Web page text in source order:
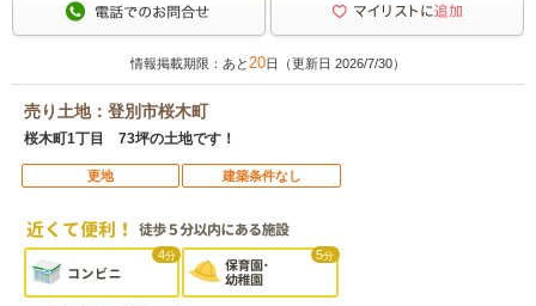
情報掲載期限：あと20日（更新日 2026/7/30）
売り土地：登別市桜木町
桜木町1丁目 73坪の土地です！
更地 建築条件なし
4分 5分